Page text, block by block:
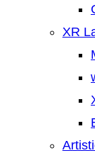
XR